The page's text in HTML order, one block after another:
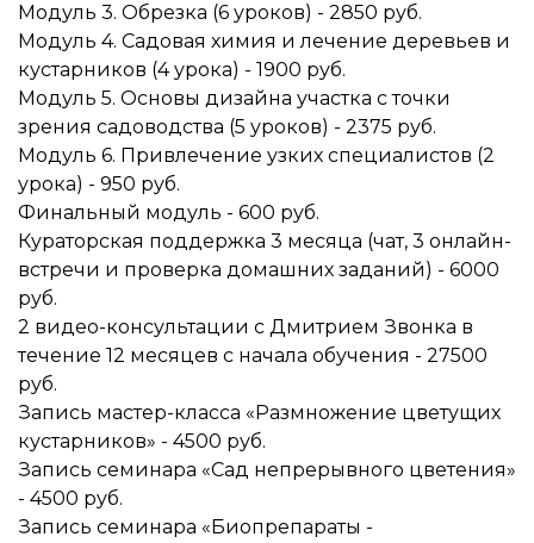
Модуль 3. Обрезка (6 уроков) - 2850 руб.
Модуль 4. Садовая химия и лечение деревьев и
кустарников (4 урока) - 1900 руб.
Модуль 5. Основы дизайна участка с точки
зрения садоводства (5 уроков) - 2375 руб.
Модуль 6. Привлечение узких специалистов (2
урока) - 950 руб.
Финальный модуль - 600 руб.
Кураторская поддержка 3 месяца (чат, 3 онлайн-
встречи и проверка домашних заданий) - 6000
руб.
2 видео-консультации с Дмитрием Звонка в
течение 12 месяцев с начала обучения - 27500
руб.
Запись мастер-класса «Размножение цветущих
кустарников» - 4500 руб.
Запись семинара «Сад непрерывного цветения»
- 4500 руб.
Запись семинара «Биопрепараты -